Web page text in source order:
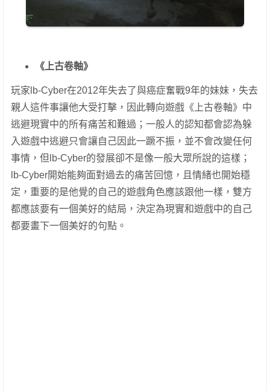
《上古卷軸》
玩家lb-Cyber在2012年失去了與癌症奮戰9年的妹妹，失去
親人這件事讓他大受打擊，因此轉向遊戲《上古卷軸》中
逃避現實中的所有痛苦和難過；一般人的認知都會認為躲
入遊戲中逃避只會讓自己因此一蹶不振，並不會改變任何
事情，但lb-Cyber的發展卻不是像一般大眾所說的這樣；
lb-Cyber開始能夠面對過去的痛苦回憶，且情緒也開始穩
定，重要的是他覺的自己的遊戲角色應該跟他一樣，雙方
都應該要有一個美好的結局，決定為現實和遊戲中的自己
都要畫下一個美好的句點。